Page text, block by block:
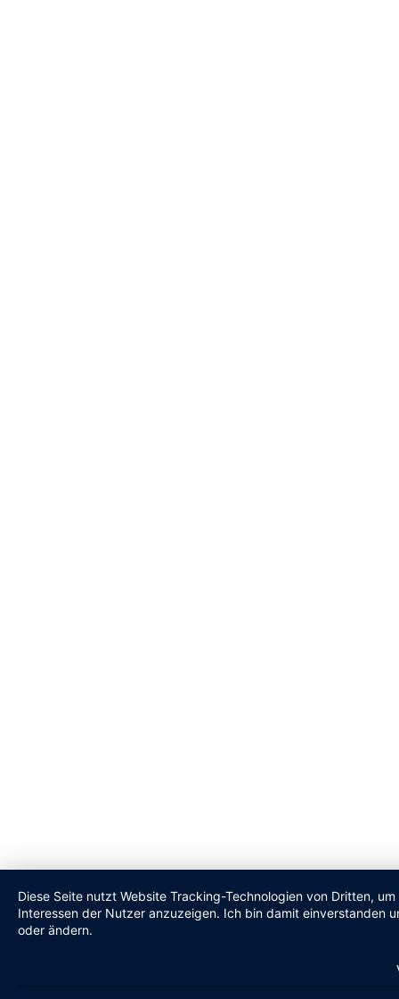
Diese Seite nutzt Website Tracking-Technologien von Dritten,
Interessen der Nutzer anzuzeigen. Ich bin damit einverstanden
oder ändern.